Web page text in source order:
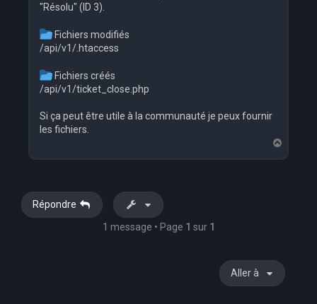
"Résolu" (ID 3).
Fichiers modifiés
/api/v1/.htaccess
Fichiers créés
/api/v1/ticket_close.php
Si ça peut être utile à la communauté je peux fournir
les fichiers.
a
Répondre
1 message • Page 1 sur 1
Aller à